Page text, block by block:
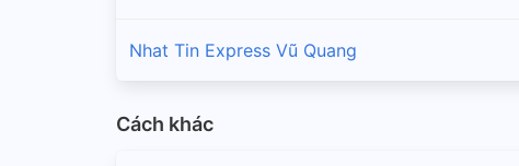
Nhat Tin Express Vũ Quang
Cách khác